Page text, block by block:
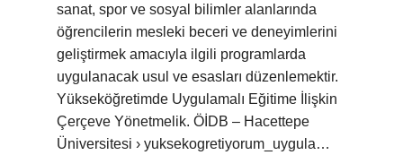
sanat, spor ve sosyal bilimler alanlarında
öğrencilerin mesleki beceri ve deneyimlerini
geliştirmek amacıyla ilgili programlarda
uygulanacak usul ve esasları düzenlemektir.
Yükseköğretimde Uygulamalı Eğitime İlişkin
Çerçeve Yönetmelik. ÖİDB – Hacettepe
Üniversitesi › yuksekogretiyorum_uygula…